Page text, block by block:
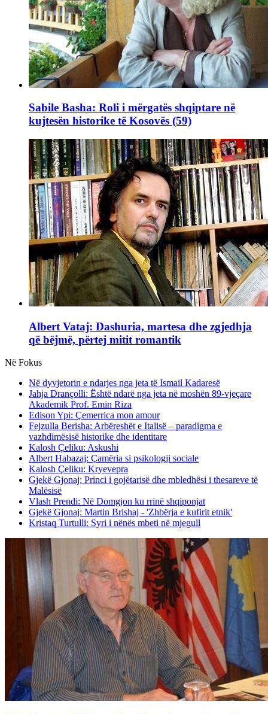
Sabile Basha: Roli i mërgatës shqiptare në
kujtesën historike të Kosovës (59)
Albert Vataj: Dashuria, martesa dhe zgjedhja
që bëjmë, përtej mitit romantik
Në Fokus
Në dyvjetorin e ndarjes nga jeta të Ismail Kadaresë
Jahja Drançolli: Është ndarë nga jeta në moshën 89-vjeçare
Akademik Prof. Emin Riza
Edison Ypi: Çemerrica mon amour
Fejzulla Berisha: Arbëreshët e Italisë – paradigma e
vazhdimësisë historike dhe identitare
Kalosh Çeliku: Askushi
Albert Habazaj: Çamëria si psikologji sociale
Kalosh Çeliku: Kryevepra
Gjekë Gjonaj: Princi i gojëtarisë dhe mbledhësi i thesareve të
Malësisë
Vlash Prendi: Në Domgjon ku rrinë shqiponjat
Gjekë Gjonaj: Martin Brishaj - 'Zhbërja e kufirit etnik'
Kristaq Turtulli: Syri i nënës mbeti në mjegull